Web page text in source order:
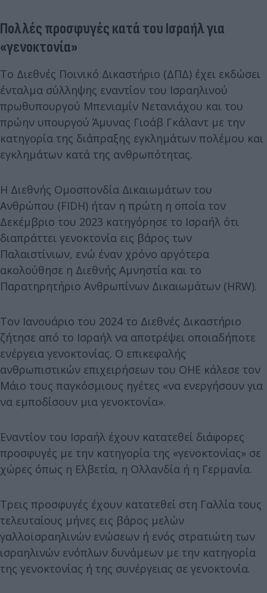
Πολλές προσφυγές κατά του Ισραήλ για
«γενοκτονία»
Το Διεθνές Ποινικό Δικαστήριο (ΔΠΔ) έχει εκδώσει
ένταλμα σύλληψης εναντίον του Ισραηλινού
πρωθυπουργού Μπενιαμίν Νετανιάχου και του
πρώην υπουργού Άμυνας Γιοάβ Γκάλαντ με την
κατηγορία της διάπραξης εγκλημάτων πολέμου και
εγκλημάτων κατά της ανθρωπότητας.
Η Διεθνής Ομοσπονδία Δικαιωμάτων του
Ανθρώπου (FIDH) ήταν η πρώτη η οποία τον
Δεκέμβριο του 2023 κατηγόρησε το Ισραήλ ότι
διαπράττει γενοκτονία εις βάρος των
Παλαιστίνιων, ενώ έναν χρόνο αργότερα
ακολούθησε η Διεθνής Αμνηστία και το
Παρατηρητήριο Ανθρωπίνων Δικαιωμάτων (HRW).
Τον Ιανουάριο του 2024 το Διεθνές Δικαστήριο
ζήτησε από το Ισραήλ να αποτρέψει οποιαδήποτε
ενέργεια γενοκτονίας. Ο επικεφαλής
ανθρωπιστικών επιχειρήσεων του ΟΗΕ κάλεσε τον
Μάιο τους παγκόσμιους ηγέτες «να ενεργήσουν για
να εμποδίσουν μια γενοκτονία».
Εναντίον του Ισραήλ έχουν κατατεθεί διάφορες
προσφυγές με την κατηγορία της «γενοκτονίας» σε
χώρες όπως η Ελβετία, η Ολλανδία ή η Γερμανία.
Τρεις προσφυγές έχουν κατατεθεί στη Γαλλία τους
τελευταίους μήνες εις βάρος μελών
γαλλοϊσραηλινών ενώσεων ή ενός στρατιώτη των
ισραηλινών ενόπλων δυνάμεων με την κατηγορία
της γενοκτονίας ή της συνέργειας σε γενοκτονία.